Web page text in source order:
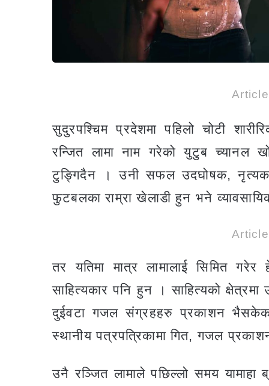
सुदुरपश्चिम प्रदेशमा पहिलो चोटी
रन्जित लामा नाम गरेको युटुब च्यानल
टुङ्गिदैन । उनी सफल उदघोषक,
फुटबलका राम्रा खेलाडी हुन भने
तर यतिमा मात्र लामालाई सिमित
साहित्यकार पनि हुन । साहित्यको
दुईवटा गजल संग्रहहरु प्रकाशन भैसकेका
स्थानीय पत्रपत्रिकामा गित, गजल
उनै रञ्जित लामाले पछिल्लो समय यामाहा